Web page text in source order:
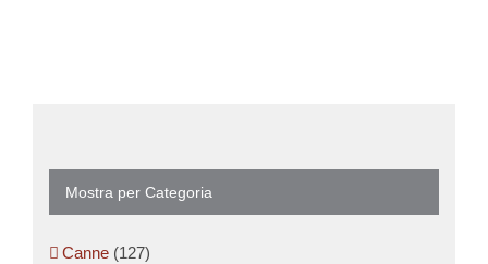
Mostra per Categoria
Canne (127)